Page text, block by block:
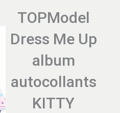
TOPModel
Dress Me Up
album
autocollants
KITTY